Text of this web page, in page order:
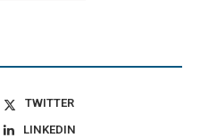
TWITTER
LINKEDIN